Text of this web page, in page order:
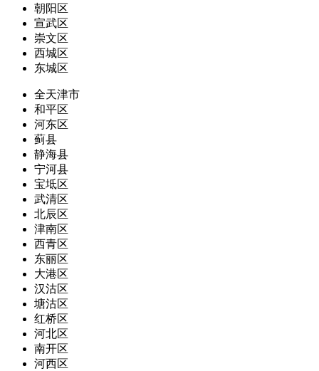
朝阳区
宣武区
崇文区
西城区
东城区
全天津市
和平区
河东区
蓟县
静海县
宁河县
宝坻区
武清区
北辰区
津南区
西青区
东丽区
大港区
汉沽区
塘沽区
红桥区
河北区
南开区
河西区